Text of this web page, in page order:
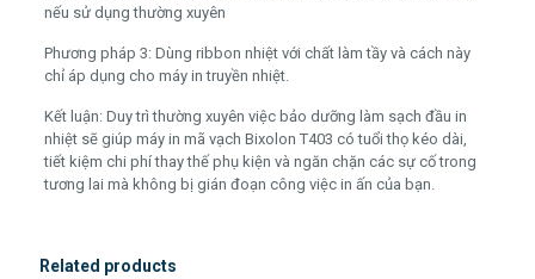
nếu sử dụng thường xuyên
Phương pháp 3: Dùng ribbon nhiệt với chất làm tầy và cách này
chỉ áp dụng cho máy in truyền nhiệt.
Kết luận: Duy trì thường xuyên việc bảo dưỡng làm sạch đầu in
nhiệt sẽ giúp máy in mã vạch Bixolon T403 có tuổi thọ kéo dài,
tiết kiệm chi phí thay thế phụ kiện và ngăn chặn các sự cố trong
tương lai mà không bị gián đoạn công việc in ấn của bạn.
Related products